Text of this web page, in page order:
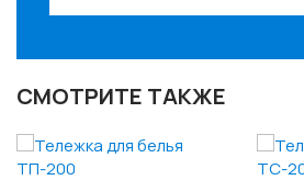
СМОТРИТЕ ТАКЖЕ